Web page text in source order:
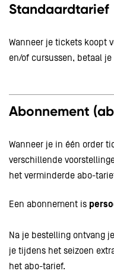
Standaardtarief
Wanneer je tickets koopt
en/of cursussen, betaal
Abonnement
Wanneer je in één order
verschillende
het verminderde abo-
Een abonnement is
Na je bestelling ontvang
je tijdens het seizoen
het abo-tarief.